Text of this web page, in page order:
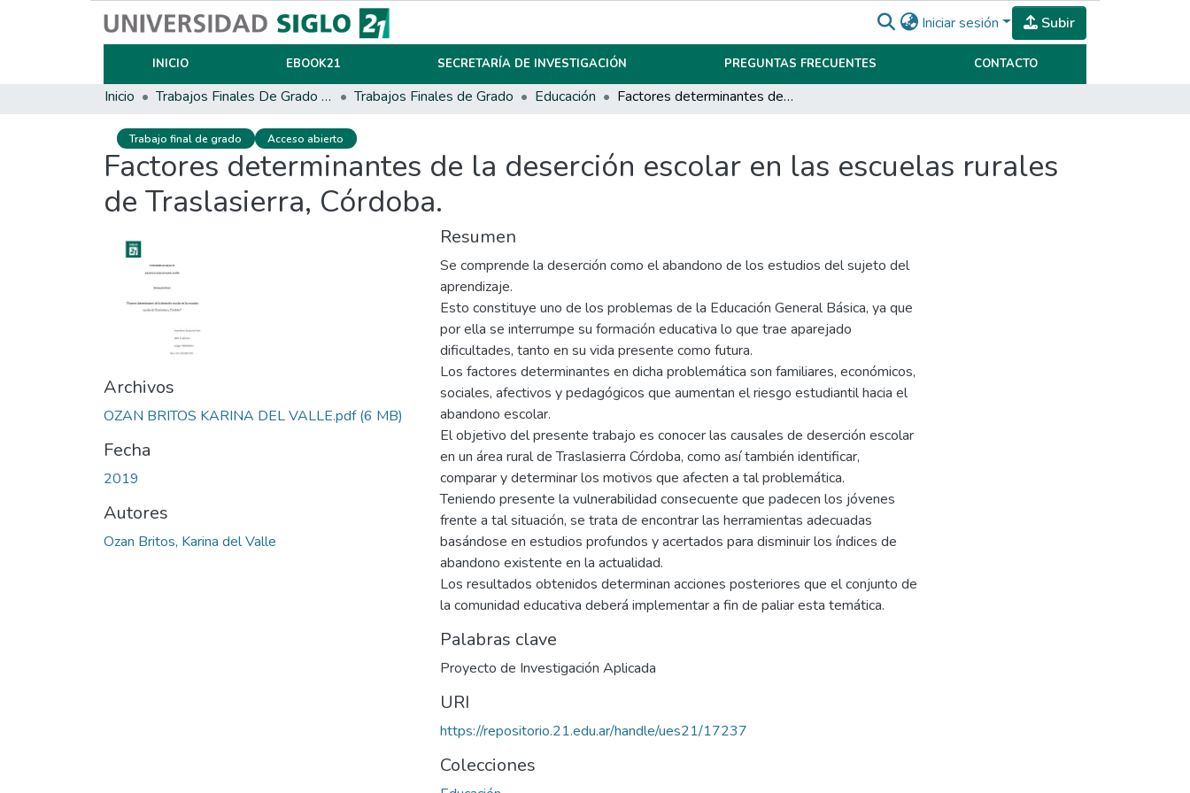
Iniciar sesión Subir
INICIO EBOOK21 SECRETARÍA DE INVESTIGACIÓN PREGUNTAS FRECUENTES CONTACTO
Inicio Trabajos Finales De Grado Y Posgrado Trabajos Finales de Grado Educación Factores determinantes de la deserción escolar en las escuelas rurales de Traslasierra, Córdoba.
Trabajo final de grado Acceso abierto
Factores determinantes de la deserción escolar en las escuelas rurales
de Traslasierra, Córdoba.
Archivos
OZAN BRITOS KARINA DEL VALLE.pdf(6 MB)
Fecha
2019
Autores
Ozan Britos, Karina del Valle
Resumen
Se comprende la deserción como el abandono de los estudios del sujeto del
aprendizaje.
Esto constituye uno de los problemas de la Educación General Básica, ya que
por ella se interrumpe su formación educativa lo que trae aparejado
dificultades, tanto en su vida presente como futura.
Los factores determinantes en dicha problemática son familiares, económicos,
sociales, afectivos y pedagógicos que aumentan el riesgo estudiantil hacia el
abandono escolar.
El objetivo del presente trabajo es conocer las causales de deserción escolar
en un área rural de Traslasierra Córdoba, como así también identificar,
comparar y determinar los motivos que afecten a tal problemática.
Teniendo presente la vulnerabilidad consecuente que padecen los jóvenes
frente a tal situación, se trata de encontrar las herramientas adecuadas
basándose en estudios profundos y acertados para disminuir los índices de
abandono existente en la actualidad.
Los resultados obtenidos determinan acciones posteriores que el conjunto de
la comunidad educativa deberá implementar a fin de paliar esta temática.
Palabras clave
Proyecto de Investigación Aplicada
URI
https://repositorio.21.edu.ar/handle/ues21/17237
Colecciones